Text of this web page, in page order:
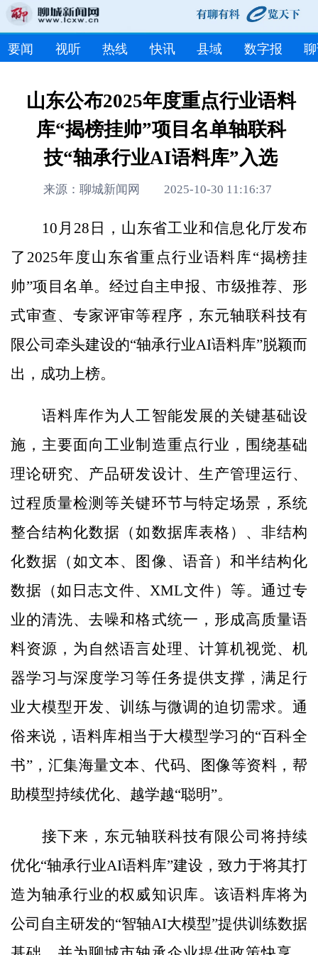
要闻 视听 热线 快讯 县域 数字报
山东公布2025年度重点行业语料
库“揭榜挂帅”项目名单轴联科
技“轴承行业AI语料库”入选
来源：聊城新闻网 2025-10-30 11:16:37
10月28日，山东省工业和信息化厅发布
了2025年度山东省重点行业语料库“揭榜挂
帅”项目名单。经过自主申报、市级推荐、形
式审查、专家评审等程序，东元轴联科技有
限公司牵头建设的“轴承行业AI语料库”脱颖而
出，成功上榜。
语料库作为人工智能发展的关键基础设
施，主要面向工业制造重点行业，围绕基础
理论研究、产品研发设计、生产管理运行、
过程质量检测等关键环节与特定场景，系统
整合结构化数据（如数据库表格）、非结构
化数据（如文本、图像、语音）和半结构化
数据（如日志文件、XML文件）等。通过专
业的清洗、去噪和格式统一，形成高质量语
料资源，为自然语言处理、计算机视觉、机
器学习与深度学习等任务提供支撑，满足行
业大模型开发、训练与微调的迫切需求。通
俗来说，语料库相当于大模型学习的“百科全
书”，汇集海量文本、代码、图像等资料，帮
助模型持续优化、越学越“聪明”。
接下来，东元轴联科技有限公司将持续
优化“轴承行业AI语料库”建设，致力于将其打
造为轴承行业的权威知识库。该语料库将为
公司自主研发的“智轴AI大模型”提供训练数据